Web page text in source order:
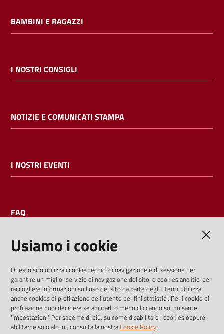
cataloghi
bibliotecario
BAMBINI E RAGAZZI
I NOSTRI CONSIGLI
NOTIZIE E COMUNICATI STAMPA
I NOSTRI EVENTI
FAQ
I dati personali pubblicati sono riutilizzabili solo alle condizioni
previste dalla direttiva comunitaria 2003/98/CE e dal d.lgs.
36/2006
Usiamo i cookie
Questo sito utilizza i cookie tecnici di navigazione e di sessione per
garantire un miglior servizio di navigazione del sito, e cookies analitici per
raccogliere informazioni sull'uso del sito da parte degli utenti. Utilizza
anche cookies di profilazione dell'utente per fini statistici. Per i cookie di
profilazione puoi decidere se abilitarli o meno cliccando sul pulsante
'Impostazioni'. Per saperne di più, su come disabilitare i cookies oppure
abilitarne solo alcuni, consulta la nostraCookie Policy.